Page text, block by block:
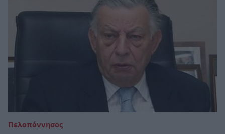
Πελοπόννησος